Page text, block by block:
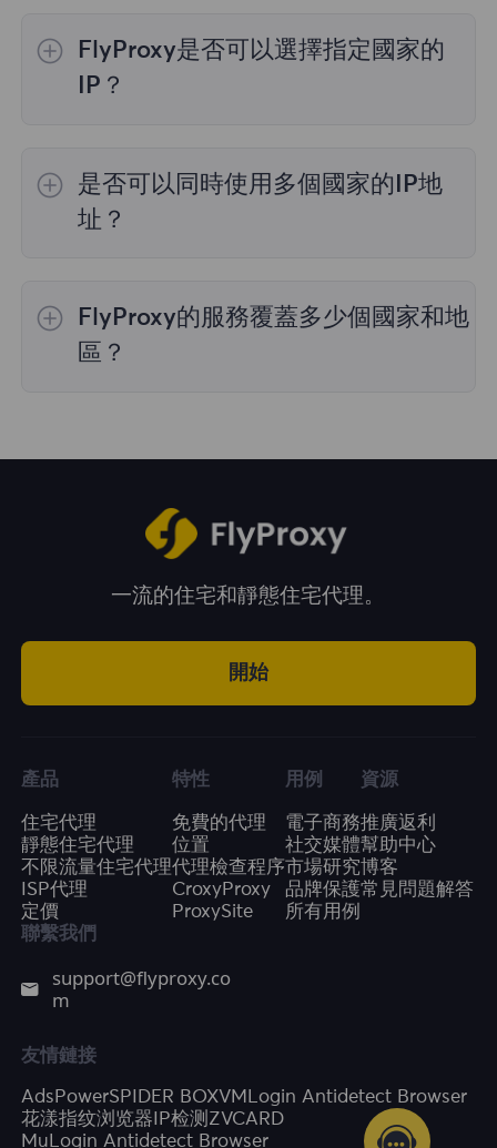
FlyProxy是否可以選擇指定國家的
IP？
的代理選擇； 靜態住宅代理提供36個國家的代
理，購買時您可以選擇所需的國家。
是否可以同時使用多個國家的IP地
址？
有用。您可以在管理面板中自由選擇和切換不同
國家的IP地址。
FlyProxy的服務覆蓋多少個國家和地
區？
一流的住宅和靜態住宅代理。
開始
產品
住宅代理
靜態住宅代理
不限流量住宅代理
ISP代理
定價
特性
免費的代理
位置
代理檢查程序
CroxyProxy
ProxySite
用例
電子商務
社交媒體
市場研究
品牌保護
所有用例
資源
推廣返利
幫助中心
博客
常見問題解答
聯繫我們
support@flyproxy.co
m
友情鏈接
AdsPowerSPIDER BOXVMLogin Antidetect Browser
花漾指纹浏览器 IP检测 ZVCARD
MuLogin Antidetect Browser